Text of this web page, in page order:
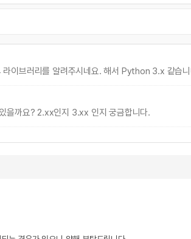
이브러리를 알려주시네요. 해서 Python 3.x 같습
을까요? 2.xx인지 3.xx 인지 궁금합니다.